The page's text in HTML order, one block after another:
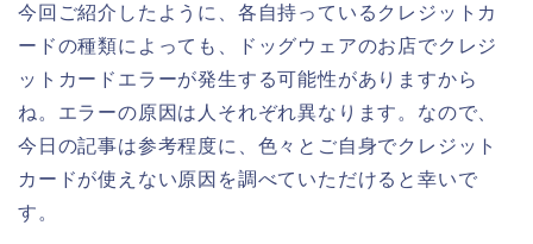
今回ご紹介したように、各自持っているクレジットカ
ードの種類によっても、ドッグウェアのお店でクレジ
ットカードエラーが発生する可能性がありますから
ね。エラーの原因は人それぞれ異なります。なので、
今日の記事は参考程度に、色々とご自身でクレジット
カードが使えない原因を調べていただけると幸いで
す。